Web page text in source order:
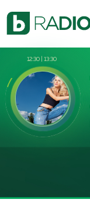
12:30 13:30